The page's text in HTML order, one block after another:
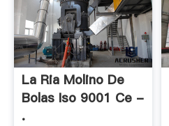
La Ria Molino De
Bolas Iso 9001 Ce -
.